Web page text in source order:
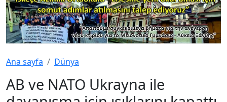
Ana sayfa Dünya
AB ve NATO Ukrayna ile